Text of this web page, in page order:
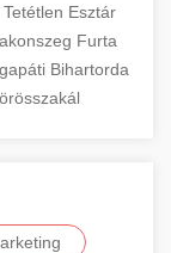
Tetétlen Esztár
Furta
Bihartorda